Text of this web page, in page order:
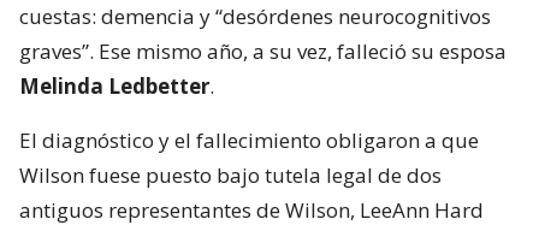
cuestas: demencia y “desórdenes neurocognitivos
graves”. Ese mismo año, a su vez, falleció su esposa
Melinda Ledbetter.
El diagnóstico y el fallecimiento obligaron a que
Wilson fuese puesto bajo tutela legal de dos
antiguos representantes de Wilson, LeeAnn Hard